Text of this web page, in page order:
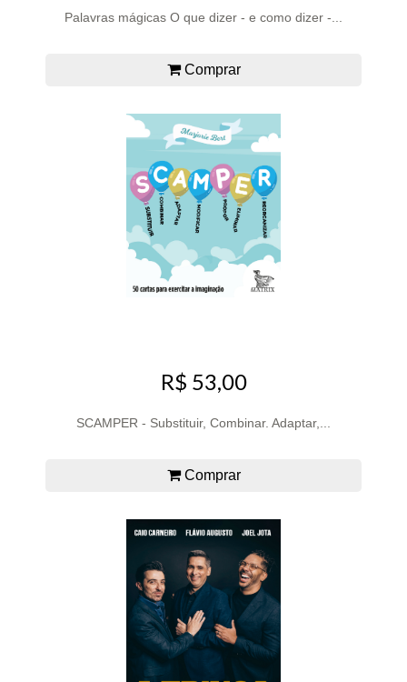
Palavras mágicas O que dizer - e como dizer -...
Comprar
R$ 53,00
SCAMPER - Substituir, Combinar. Adaptar,...
Comprar